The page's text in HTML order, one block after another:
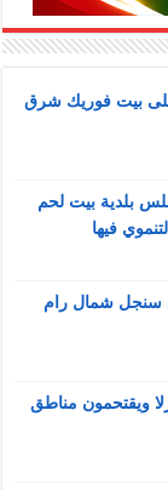
بيت فوريك شرق
بلدية بيت لحم
فيها
سنجل شمال رام
ويقتحمون مناطق